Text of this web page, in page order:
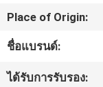
วิดีโอ
Place of Origin:
ชื่อแบรนด์:
ได้รับการรับรอง: